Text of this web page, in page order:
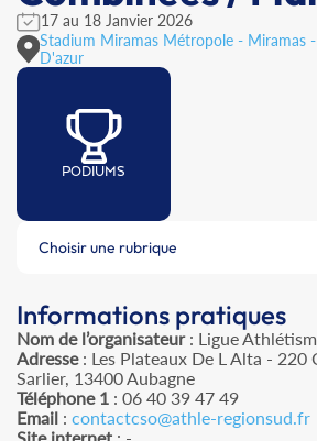
17 au 18 Janvier 2026
Stadium Miramas Métropole - Miramas
D'azur
PODIUMS
Choisir une rubrique
Informations pratiques
Nom de l’organisateur: Ligue
Adresse: Les Plateaux De L Alta - 220
Sarlier, 13400 Aubagne
Téléphone 1 : 06 40 39 47 49
Email : contactcso@athle-regionsud.fr